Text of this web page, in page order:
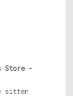
Store -
sitten